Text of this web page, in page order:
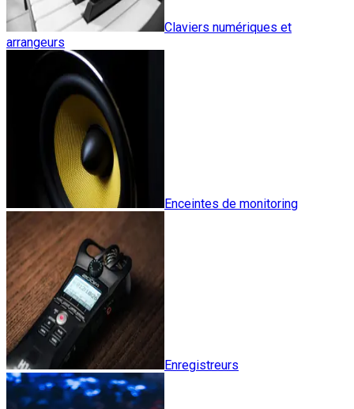
Claviers numériques et
arrangeurs
Enceintes de monitoring
Enregistreurs